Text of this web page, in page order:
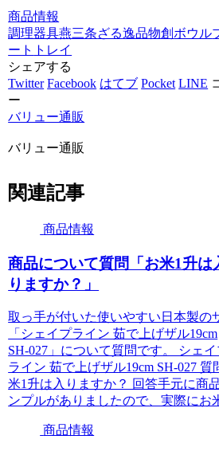
商品情報
調理器具燕三条ざる逸品物創 ボウル
ート トレイ
シェアする
Twitter Facebook はてブ Pocket LINE
ー
バリュー通販
バリュー通販
関連記事
商品情報
商品について質問「お米1升は
りますか？」
取っ手が付いた使いやすい日本製の
「シェイプライン 茹で上げザル19cm
SH-027」について質問です。 シェ
ライン 茹で上げザル19cm SH-027 質
米1升は入りますか？ 回答手元に商
ンプルがありましたので、実際にお
商品情報